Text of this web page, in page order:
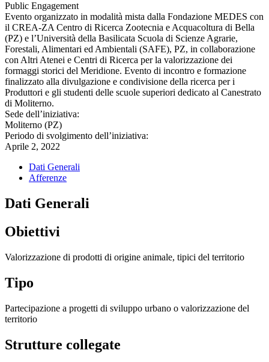
Public Engagement
Evento organizzato in modalità mista dalla Fondazione MEDES con
il CREA-ZA Centro di Ricerca Zootecnia e Acquacoltura di Bella
(PZ) e l’Università della Basilicata Scuola di Scienze Agrarie,
Forestali, Alimentari ed Ambientali (SAFE), PZ, in collaborazione
con Altri Atenei e Centri di Ricerca per la valorizzazione dei
formaggi storici del Meridione. Evento di incontro e formazione
finalizzato alla divulgazione e condivisione della ricerca per i
Produttori e gli studenti delle scuole superiori dedicato al Canestrato
di Moliterno.
Sede dell’iniziativa:
Moliterno (PZ)
Periodo di svolgimento dell’iniziativa:
Aprile 2, 2022
Dati Generali
Afferenze
Dati Generali
Obiettivi
Valorizzazione di prodotti di origine animale, tipici del territorio
Tipo
Partecipazione a progetti di sviluppo urbano o valorizzazione del
territorio
Strutture collegate